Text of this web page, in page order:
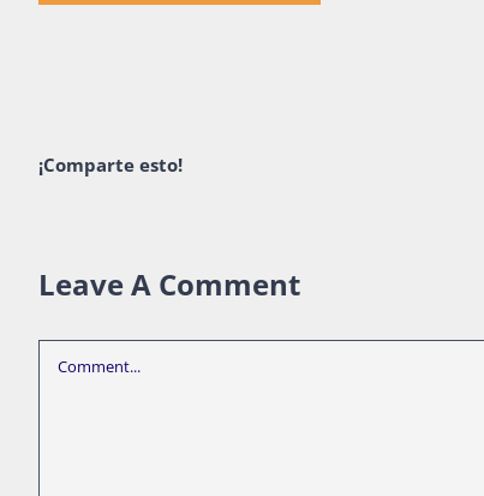
¡Comparte esto!
Leave A Comment
Comment